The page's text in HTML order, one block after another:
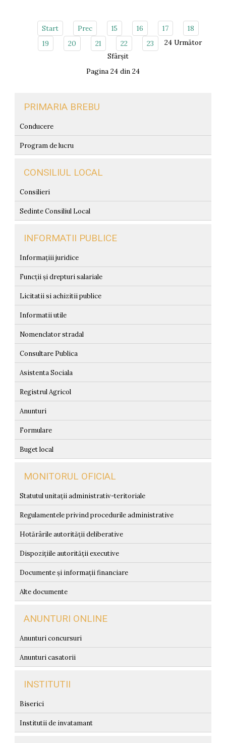
Start Prec 15 16 17
18
19
20 21 22 23 24 Următor
Sfârșit
Pagina 24 din 24
PRIMARIA BREBU
Conducere
Program de lucru
CONSILIUL LOCAL
Consilieri
Sedinte Consiliul Local
INFORMATII PUBLICE
Informațiii juridice
Funcții și drepturi salariale
Licitatii si achizitii publice
Informatii utile
Nomenclator stradal
Consultare Publica
Asistenta Sociala
Registrul Agricol
Anunturi
Formulare
Buget local
MONITORUL OFICIAL
Statutul unitații administrativ-teritoriale
Regulamentele privind procedurile administrative
Hotărârile autorității deliberative
Dispozițiile autorității executive
Documente și informații financiare
Alte documente
ANUNTURI ONLINE
Anunturi concursuri
Anunturi casatorii
INSTITUTII
Biserici
Institutii de invatamant